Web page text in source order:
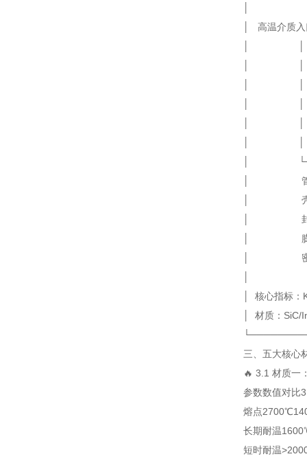
│ 高温介
│
│ 管板 ←
│ 壳体
│ 封头
│ 膨胀
│ 密封
│ 核心指标
│ 材质：
三、五大核心
🔥 3.1 材质一
参数数值对比
熔点2700℃
长期耐温
短时耐温